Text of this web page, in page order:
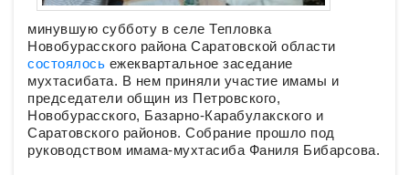
минувшую субботу в селе Тепловка
Новобурасского района Саратовской области
состоялось ежеквартальное заседание
мухтасибата. В нем приняли участие имамы и
председатели общин из Петровского,
Новобурасского, Базарно-Карабулакского и
Саратовского районов. Собрание прошло под
руководством имама-мухтасиба Фаниля Бибарсова.